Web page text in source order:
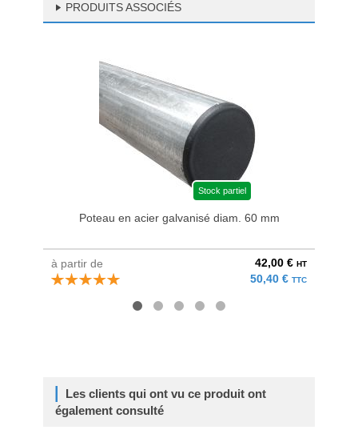
PRODUITS ASSOCIÉS
Stock partiel
Poteau en acier galvanisé diam. 60 mm
à partir de 42,00 € HT
50,40 € TTC
Les clients qui ont vu ce produit ont
également consulté